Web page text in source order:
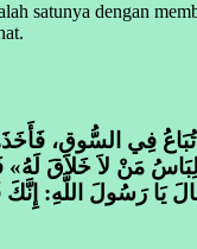
satunya dengan
فِي السُّوقِ،
مَنْ لاَ خَلاَقَ
يَا رَسُولَ اللَّهِ: